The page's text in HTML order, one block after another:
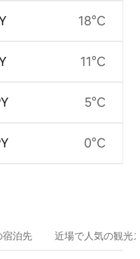
18°C
11°C
5°C
0°C
宿⁠泊⁠先 近場で人気の観光